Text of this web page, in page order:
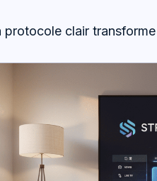
protocole clair